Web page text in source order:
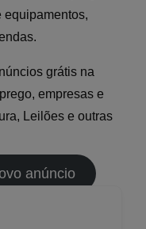
equipamentos,
grátis na
empresas e
Leilões e outras
anúncio